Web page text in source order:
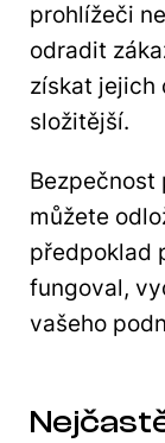
prohlížeči
odradit
získat jejich
složitější.
Bezpečnost
můžete
předpoklad
fungoval,
vašeho